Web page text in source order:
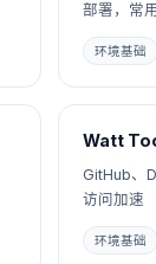
部署，常
环境基础
Watt
GitHub、
访问加速
环境基础